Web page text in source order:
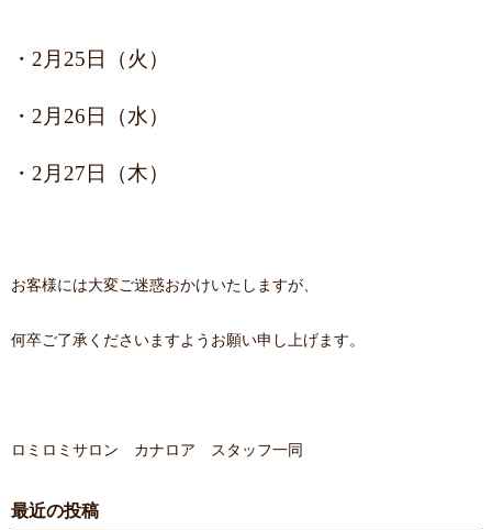
・2月25日（火）
・2月26日（水）
・2月27日（木）
お客様には大変ご迷惑おかけいたしますが、
何卒ご了承くださいますようお願い申し上げます。
ロミロミサロン カナロア スタッフ一同
最近の投稿